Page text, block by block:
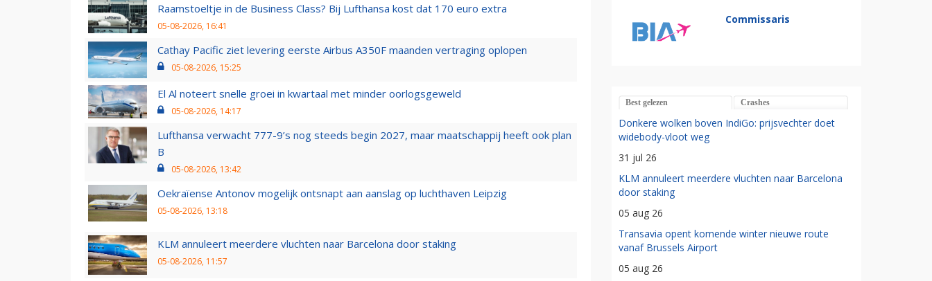
Raamstoeltje in de Business Class? Bij Lufthansa kost dat 170 euro extra
05-08-2026, 16:41
Cathay Pacific ziet levering eerste Airbus A350F maanden vertraging oplopen
05-08-2026, 15:25
El Al noteert snelle groei in kwartaal met minder oorlogsgeweld
05-08-2026, 14:17
Lufthansa verwacht 777-9’s nog steeds begin 2027, maar maatschappij heeft ook plan
B
05-08-2026, 13:42
Oekraïense Antonov mogelijk ontsnapt aan aanslag op luchthaven Leipzig
05-08-2026, 13:18
KLM annuleert meerdere vluchten naar Barcelona door staking
05-08-2026, 11:57
Commissaris
Best gelezen Crashes
Donkere wolken boven IndiGo: prijsvechter doet
widebody-vloot weg
31 jul 26
KLM annuleert meerdere vluchten naar Barcelona
door staking
05 aug 26
Transavia opent komende winter nieuwe route
vanaf Brussels Airport
05 aug 26